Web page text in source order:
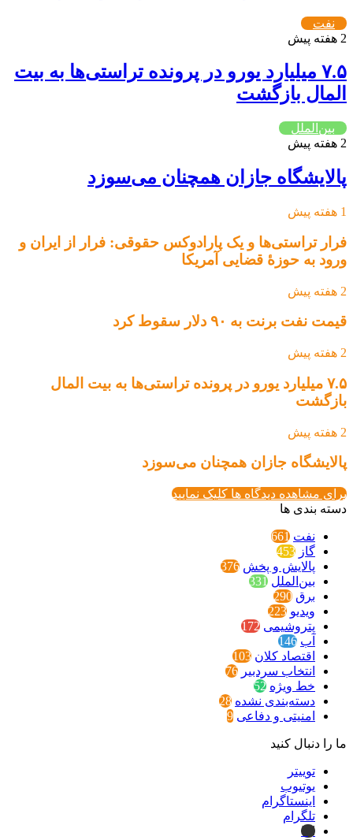
نفت
2 هفته پیش
۷.۵ میلیارد یورو در پرونده تراستی‌ها به بیت
المال بازگشت
بین‌الملل
2 هفته پیش
پالایشگاه جازان همچنان می‌سوزد
1 هفته پیش
فرار تراستی‌ها و یک پارادوکس حقوقی: فرار از ایران و
ورود به حوزۀ قضایی آمریکا
2 هفته پیش
قیمت نفت برنت به ۹۰ دلار سقوط کرد
2 هفته پیش
۷.۵ میلیارد یورو در پرونده تراستی‌ها به بیت المال
بازگشت
2 هفته پیش
پالایشگاه جازان همچنان می‌سوزد
برای مشاهده دیدگاه ها کلیک نمایید
دسته بندی ها
نفت 661
گاز 453
پالایش و پخش 376
بین‌الملل 331
برق 290
ویدیو 223
پتروشیمی 172
آب 146
اقتصاد کلان 103
انتخاب سردبیر 76
خط ویژه 52
دسته‌بندی نشده 28
امنیتی و دفاعی 9
ما را دنبال کنید
توییتر
یوتیوب
اینستاگرام
تلگرام
ایتا